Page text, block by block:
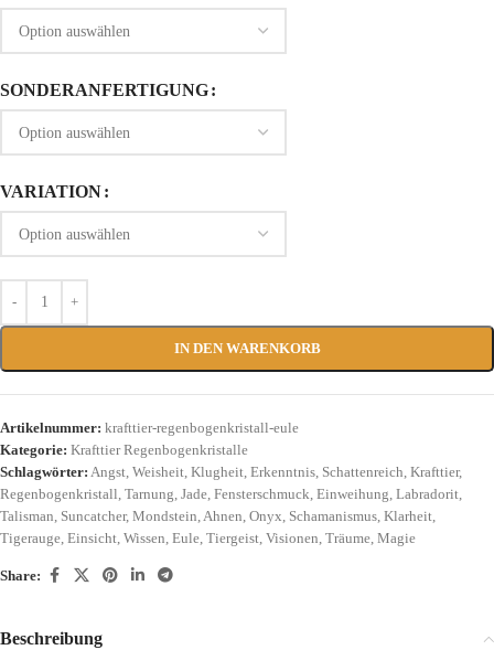
SONDERANFERTIGUNG
VARIATION
IN DEN WARENKORB
Artikelnummer: krafttier-regenbogenkristall-eule
Kategorie: Krafttier Regenbogenkristalle
Schlagwörter: Angst, Weisheit, Klugheit, Erkenntnis, Schattenreich, Krafttier,
Regenbogenkristall, Tarnung, Jade, Fensterschmuck, Einweihung, Labradorit,
Talisman, Suncatcher, Mondstein,Ahnen, Onyx, Schamanismus, Klarheit,
Tigerauge, Einsicht, Wissen, Eule, Tiergeist, Visionen, Träume, Magie
Share:
Beschreibung